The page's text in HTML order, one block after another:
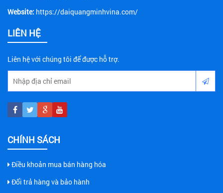
Website: https://daiquangminhvina.com/
LIÊN HỆ
Liên hệ với chúng tôi để được hỗ trợ.
CHÍNH SÁCH
Điều khoản mua bán hàng hóa
Đổi trả hàng và bảo hành